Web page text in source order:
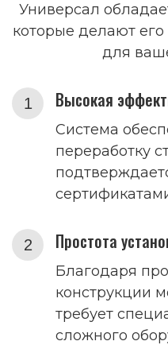
Универсал
которые делают
для
Высокая
Система
переработку
Простота
Благодаря
конструкции
требует
сложного